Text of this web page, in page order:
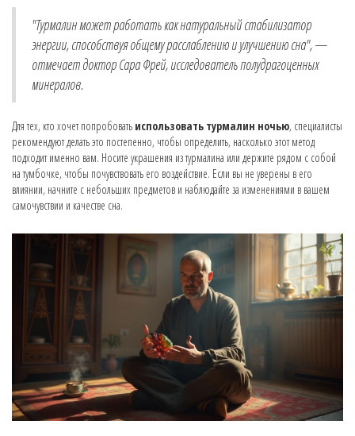
"Турмалин может работать как натуральный стабилизатор
энергии, способствуя общему расслаблению и улучшению сна", —
отмечает доктор Сара Фрей, исследователь полудрагоценных
минералов.
Для тех, кто хочет попробовать использовать турмалин ночью, специалисты
рекомендуют делать это постепенно, чтобы определить, насколько этот метод
подходит именно вам. Носите украшения из турмалина или держите рядом с собой
на тумбочке, чтобы почувствовать его воздействие. Если вы не уверены в его
влиянии, начните с небольших предметов и наблюдайте за изменениями в вашем
самочувствии и качестве сна.